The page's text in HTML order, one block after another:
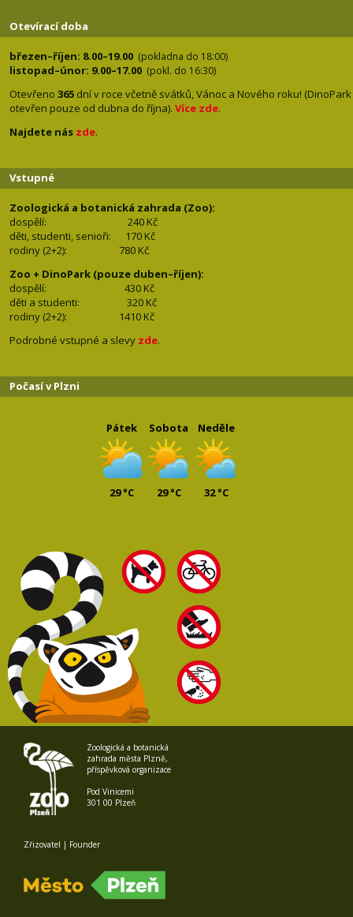
Otevírací doba
březen–říjen: 8.00–19.00 (pokladna do 18:00)
listopad–únor: 9.00–17.00 (pokl. do 16:30)
Otevřeno 365 dní v roce včetně svátků, Vánoc a Nového roku! (DinoPark
otevřen pouze od dubna do října). Více zde.
Najdete nás zde.
Vstupné
Zoologická a botanická zahrada (Zoo):
dospělí:
240 Kč
děti, studenti, senioři: 170 Kč
rodiny (2+2): 780 Kč
Zoo + DinoPark (pouze duben–říjen):
dospělí: 430 Kč
děti a studenti: 320 Kč
rodiny (2+2): 1410 Kč
Podrobné vstupné a slevy zde.
Počasí v Plzni
Pátek
29 °C
Sobota
29 °C
Neděle
32 °C
Zoologická a botanická
zahrada města Plzně,
příspěvková organizace
Pod Vinicemi
301 00 Plzeň
Zřizovatel | Founder